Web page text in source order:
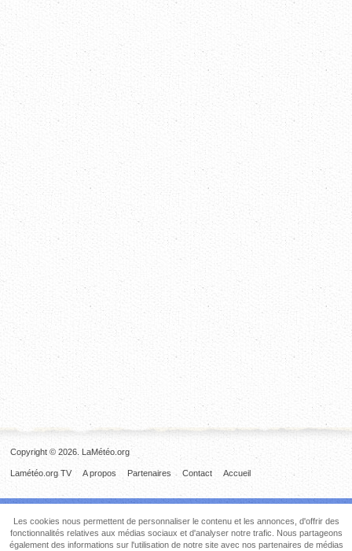
Copyright © 2026. LaMétéo.org
Accueil
Contact
Partenaires
A propos
Lamétéo.org TV
Les cookies nous permettent de personnaliser le contenu et les annonces, d'offrir des
fonctionnalités relatives aux médias sociaux et d'analyser notre trafic. Nous partageons
également des informations sur l'utilisation de notre site avec nos partenaires de médias